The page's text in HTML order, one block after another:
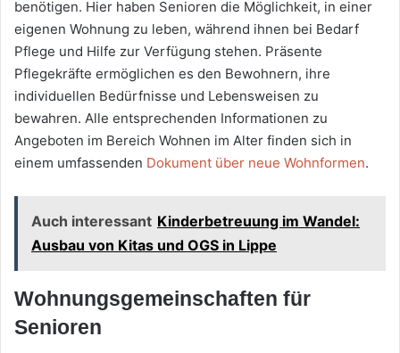
benötigen. Hier haben Senioren die Möglichkeit, in einer
eigenen Wohnung zu leben, während ihnen bei Bedarf
Pflege und Hilfe zur Verfügung stehen. Präsente
Pflegekräfte ermöglichen es den Bewohnern, ihre
individuellen Bedürfnisse und Lebensweisen zu
bewahren. Alle entsprechenden Informationen zu
Angeboten im Bereich Wohnen im Alter finden sich in
einem umfassenden Dokument über neue Wohnformen.
Auch interessant Kinderbetreuung im Wandel:
Ausbau von Kitas und OGS in Lippe
Wohnungsgemeinschaften für
Senioren